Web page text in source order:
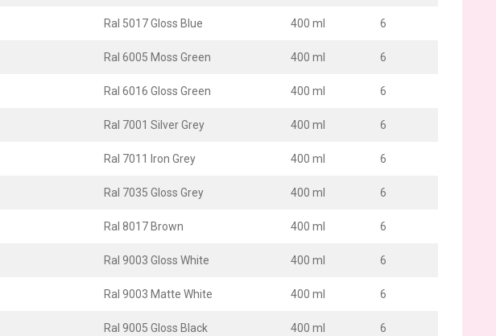
Ral 5017 Gloss Blue 400 ml 6
Ral 6005 Moss Green 400 ml 6
Ral 6016 Gloss Green 400 ml 6
Ral 7001 Silver Grey 400 ml 6
Ral 7011 Iron Grey 400 ml 6
Ral 7035 Gloss Grey 400 ml 6
Ral 8017 Brown 400 ml 6
Ral 9003 Gloss White 400 ml 6
Ral 9003 Matte White 400 ml 6
Ral 9005 Gloss Black 400 ml 6